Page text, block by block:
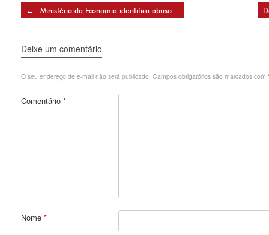
Post navigation
← Ministério da Economia identifica abuso…
Deixe um comentário
O seu endereço de e-mail não será publicado. Campos obrigatórios são marcados com
Comentário *
Nome *